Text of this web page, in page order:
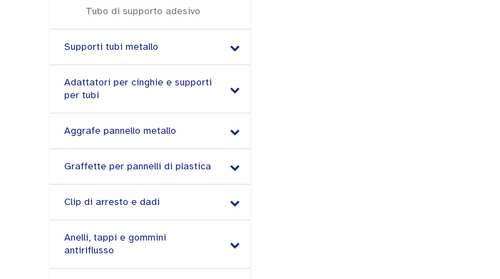
Tubo di supporto adesivo
Supporti tubi metallo
Adattatori per cinghie e supporti
per tubi
Aggrafe pannello metallo
Graffette per pannelli di plastica
Clip di arresto e dadi
Anelli, tappi e gommini
antiriflusso